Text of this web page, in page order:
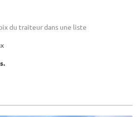
du traiteur dans une liste